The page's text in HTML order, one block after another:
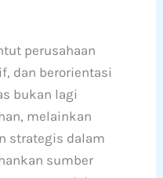
perusahaan
dan berorientasi
bukan lagi
melainkan
strategis dalam
sumber